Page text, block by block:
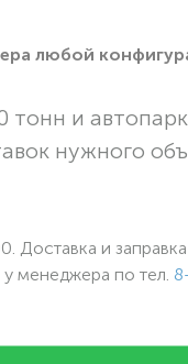
любой
и
нужного
Доставка и заправка
у менеджера по тел.